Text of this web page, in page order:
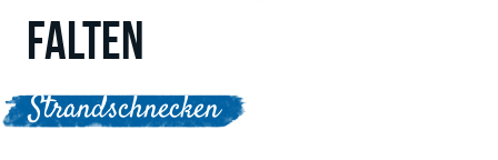
FALTEN
Strandschnecken